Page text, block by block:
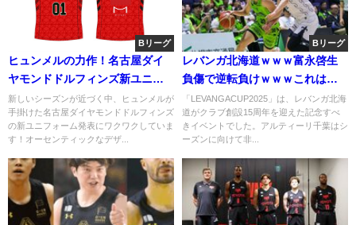
Bリーグ
ヒュンメルの力作！名古屋ダイ
ヤモンドドルフィンズ新ユニフ
ォーム、どう思う？ｗｗ
新しいシーズンが近づく中、ヒュンメルが
手掛けた名古屋ダイヤモンドドルフィンズ
の新ユニフォーム発表にワクワクしていま
す！オーセンティックなデザ...
Bリーグ
レバンガ北海道ｗｗｗ富永啓生
負傷で逆転負けｗｗｗこれは辛
いわｗｗｗ
「LEVANGACUP2025」は、レバンガ北海
道がクラブ創設15周年を迎えた記念すべ
きイベントでした。アルティーリ千葉はシ
ーズンに向けて非...